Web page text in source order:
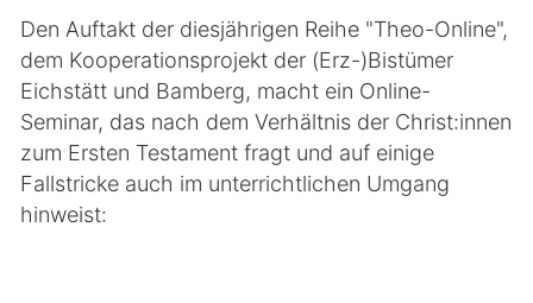
Den Auftakt der diesjährigen Reihe "Theo-Online",
dem Kooperationsprojekt der (Erz-)Bistümer
Eichstätt und Bamberg, macht ein Online-
Seminar, das nach dem Verhältnis der Christ:innen
zum Ersten Testament fragt und auf einige
Fallstricke auch im unterrichtlichen Umgang
hinweist: